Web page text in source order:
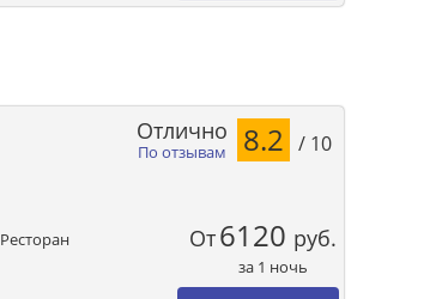
Ресторан
По отзывам
Отлично 8.2 / 10
От6120 руб.
за 1 ночь